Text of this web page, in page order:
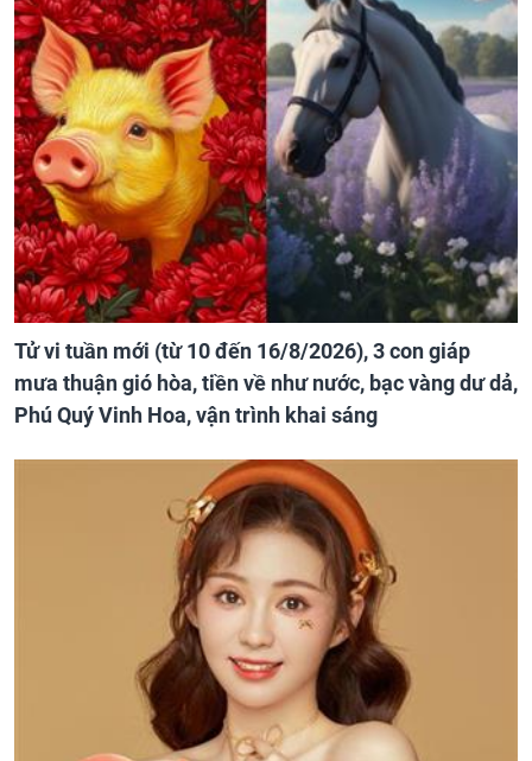
Tử vi tuần mới (từ 10 đến 16/8/2026), 3 con giáp
mưa thuận gió hòa, tiền về như nước, bạc vàng dư dả,
Phú Quý Vinh Hoa, vận trình khai sáng